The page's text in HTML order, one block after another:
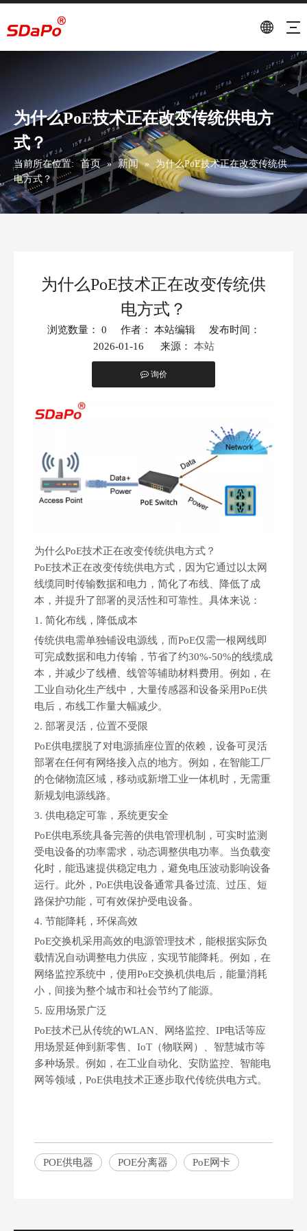
为什么PoE技术正在改变传统供电方
式？
当前所在位置: 首页 » 新闻 »
为什么PoE技术正在改变传统供
电方式？
为什么PoE技术正在改变传统供
电方式？
浏览数量： 0 作者： 本站编辑 发布时间：
2026-01-16 来源： 本站
询价
为什么PoE技术正在改变传统供电方式？
PoE技术正在改变传统供电方式，因为它通过以太网
线缆同时传输数据和电力，简化了布线、降低了成
本，并提升了部署的灵活性和可靠性。具体来说：
1. ‌简化布线，降低成本‌
传统供电需单独铺设电源线，而PoE仅需一根网线即
可完成数据和电力传输，节省了约30%-50%的线缆成
本，并减少了线槽、线管等辅助材料费用。例如，在
工业自动化生产线中，大量传感器和设备采用PoE供
电后，布线工作量大幅减少。
2. ‌部署灵活，位置不受限‌
PoE供电摆脱了对电源插座位置的依赖，设备可灵活
部署在任何有网络接入点的地方。例如，在智能工厂
的仓储物流区域，移动或新增工业一体机时，无需重
新规划电源线路。
3. ‌供电稳定可靠，系统更安全‌
PoE供电系统具备完善的供电管理机制，可实时监测
受电设备的功率需求，动态调整供电功率。当负载变
化时，能迅速提供稳定电力，避免电压波动影响设备
运行。此外，PoE供电设备通常具备过流、过压、短
路保护功能，可有效保护受电设备。
4. ‌节能降耗，环保高效‌
PoE交换机采用高效的电源管理技术，能根据实际负
载情况自动调整电力供应，实现节能降耗。例如，在
网络监控系统中，使用PoE交换机供电后，能量消耗
小，间接为整个城市和社会节约了能源。
5. ‌应用场景广泛‌
PoE技术已从传统的WLAN、网络监控、IP电话等应
用场景延伸到新零售、IoT（物联网）、智慧城市等
多种场景。例如，在工业自动化、安防监控、智能电
网等领域，PoE供电技术正逐步取代传统供电方式。
POE供电器 POE分离器 PoE网卡
为什么PoE技术正在改变传统供电方式？
为什么PoE技术正在改变传统供电方式？PoE技术正在改变传